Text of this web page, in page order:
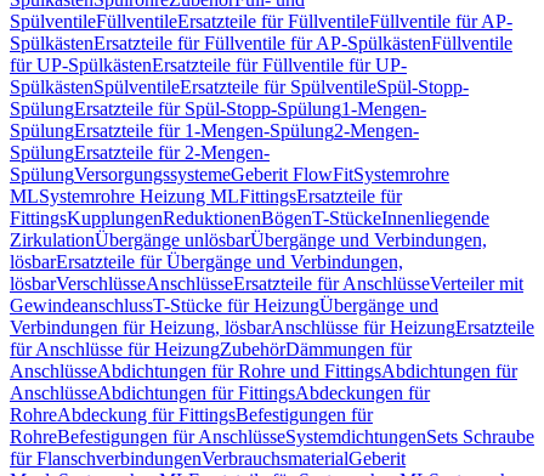
SpülventileFüllventileErsatzteile für FüllventileFüllventile für AP-
SpülkästenErsatzteile für Füllventile für AP-SpülkästenFüllventile
für UP-SpülkästenErsatzteile für Füllventile für UP-
SpülkästenSpülventileErsatzteile für SpülventileSpül-Stopp-
SpülungErsatzteile für Spül-Stopp-Spülung1-Mengen-
SpülungErsatzteile für 1-Mengen-Spülung2-Mengen-
SpülungErsatzteile für 2-Mengen-
SpülungVersorgungssystemeGeberit FlowFitSystemrohre
MLSystemrohre Heizung MLFittingsErsatzteile für
FittingsKupplungenReduktionenBögenT-StückeInnenliegende
ZirkulationÜbergänge unlösbarÜbergänge und Verbindungen,
lösbarErsatzteile für Übergänge und Verbindungen,
lösbarVerschlüsseAnschlüsseErsatzteile für AnschlüsseVerteiler mit
GewindeanschlussT-Stücke für HeizungÜbergänge und
Verbindungen für Heizung, lösbarAnschlüsse für HeizungErsatzteile
für Anschlüsse für HeizungZubehörDämmungen für
AnschlüsseAbdichtungen für Rohre und FittingsAbdichtungen für
AnschlüsseAbdichtungen für FittingsAbdeckungen für
RohreAbdeckung für FittingsBefestigungen für
RohreBefestigungen für AnschlüsseSystemdichtungenSets Schraube
für FlanschverbindungenVerbrauchsmaterialGeberit